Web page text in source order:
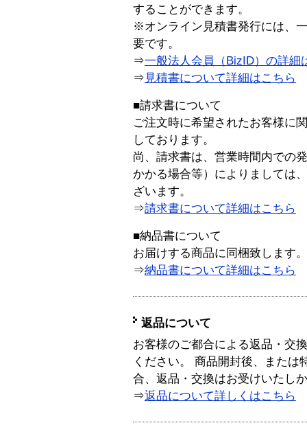
することができます。
※オンライン見積書発行には、
要です。
⇒一般法人会員（BizID）の詳細
⇒ 見積書について詳細はこちら
■請求書について
ご注文時に希望されたお客様に
しております。
尚、請求書は、営業時間内での
かかる場合等）によりましては
ざいます。
⇒請求書について詳細はこちら
■納品書について
お届けする商品に同梱致します。
⇒納品書について詳細はこちら
返品について
お客様のご都合による返品・交
ください。 商品開封後、または
合、返品・交換はお受けいたし
⇒返品について詳しくはこちら